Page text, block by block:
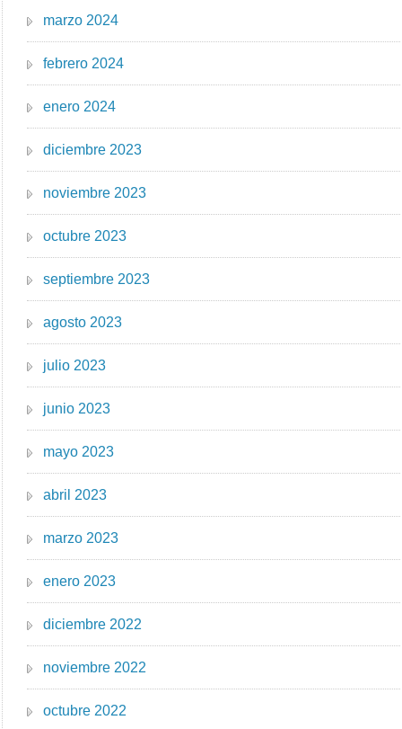
marzo 2024
febrero 2024
enero 2024
diciembre 2023
noviembre 2023
octubre 2023
septiembre 2023
agosto 2023
julio 2023
junio 2023
mayo 2023
abril 2023
marzo 2023
enero 2023
diciembre 2022
noviembre 2022
octubre 2022